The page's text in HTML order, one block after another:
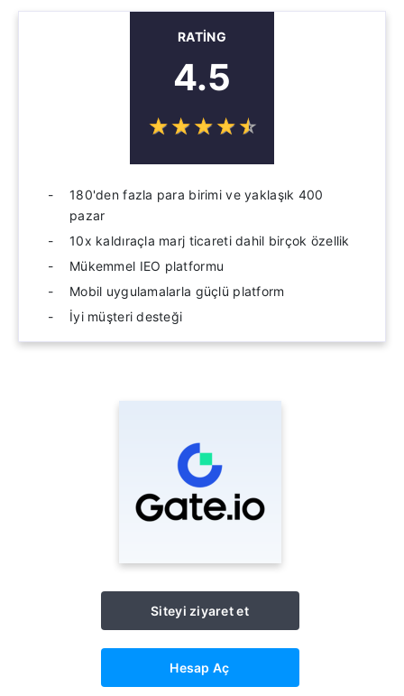
RATING
4.5
☆☆☆☆☆
★★★★★
180'den fazla para birimi ve yaklaşık 400
pazar
10x kaldıraçla marj ticareti dahil birçok özellik
Mükemmel IEO platformu
Mobil uygulamalarla güçlü platform
İyi müşteri desteği
Siteyi ziyaret et
Hesap Aç